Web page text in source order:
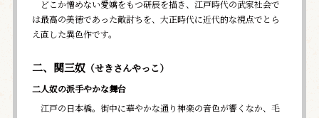
どこか憎めない愛嬌をもつ研辰を描き、江戸時代の武家社会で
は最高の美徳であった敵討ちを、大正時代に近代的な視点でとら
え直した異色作です。
二、関三奴（せきさんやっこ）
二人奴の派手やかな舞台
江戸の日本橋。街中に華やかな通り神楽の音色が響くなか、毛